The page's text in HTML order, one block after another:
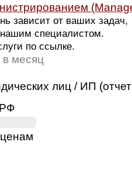
зависит от ваших задач,
нашим специалистом.
по ссылке.
в месяц
лиц / ИП